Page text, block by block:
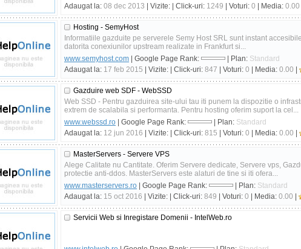
Adaugat la: 08 dec 2013 | Vizite: | Click-uri: 1249 | Voturi: 0 | Media: 0.00
Hosting - SemyHost
Informatiile gazduite pe serverele Semy Host SRL sunt instant
datorita conexiunilor upstream realizate in Frankfurt si...
www.semyhost.com | Google Page Rank: | Plan: Standard
Adaugat la: 17 feb 2015 | Vizite: | Click-uri: 847 | Voturi: 0 | Media: 0.00
Gazduire web SDF - WebSSD
Web SSD - Pentru gazduirea site-ului tau iti punem la dispozitie o
extrem de scalabila si performanta. Pentru hosting oferim suport la cel...
www.webssd.ro | Google Page Rank: | Plan: Standard
Adaugat la: 12 jun 2016 | Vizite: | Click-uri: 815 | Voturi: 0 | Media: 0.00
MasterServers - Servere VPS
Alege Calitate nu Cantitate. Oferim Servere dedicate, Servere vps,
protectie anti-ddos. MasterServers este alaturi de tine si iti ofera...
www.masterservers.ro | Google Page Rank: | Plan: Standard
Adaugat la: 15 oct 2016 | Vizite: | Click-uri: 849 | Voturi: 0 | Media: 0.00
Servicii Web si Inregistare Domenii - IntelWeb.ro